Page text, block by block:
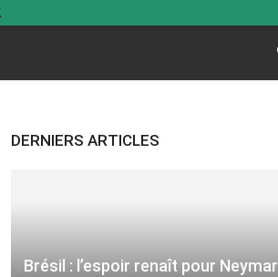
DERNIERS ARTICLES
Brésil : l’espoir renaît pour Neymar